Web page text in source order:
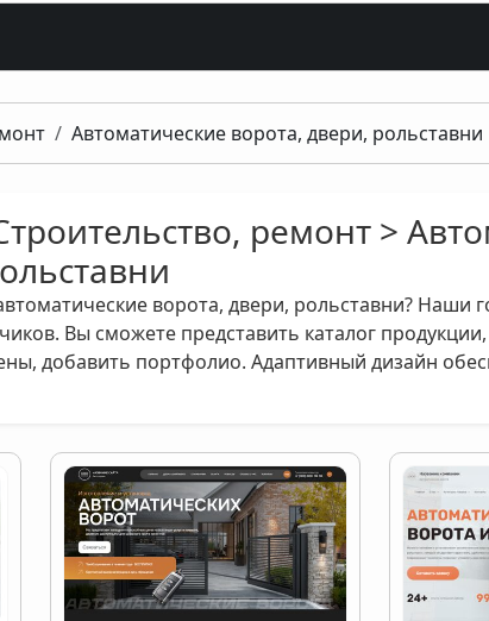
Автоматические ворота, двери, рольставни
ремонт >
ворота, двери, рольставни? Наши
Вы сможете представить каталог
добавить портфолио. Адаптивный дизайн